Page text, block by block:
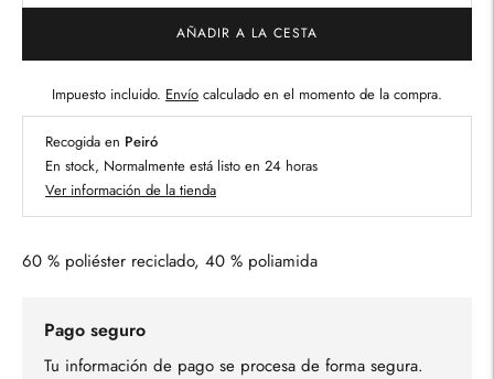
AÑADIR A LA CESTA
Impuesto incluido. Envío calculado en el momento de la compra.
Recogida en Peiró
En stock, Normalmente está listo en 24 horas
Ver información de la tienda
60 % poliéster reciclado, 40 % poliamida
Pago seguro
Tu información de pago se procesa de forma segura.